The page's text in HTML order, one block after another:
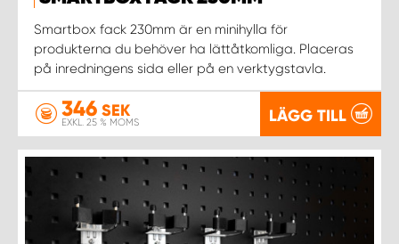
Smartbox fack 230mm är en minihylla för
produkterna du behöver ha lättåtkomliga. Placeras
på inredningens sida eller på en verktygstavla.
346 SEK
EXKL. 25 % MOMS LÄGG TILL